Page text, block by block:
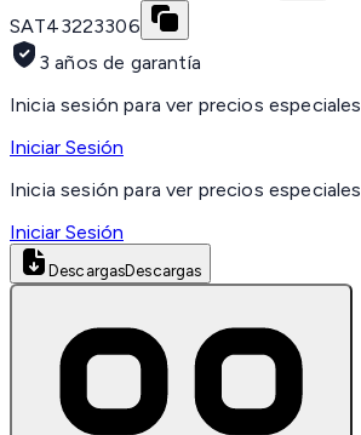
SAT43223306
3 años de garantía
Inicia sesión para ver precios especiales
Iniciar Sesión
Inicia sesión para ver precios especiales
Iniciar Sesión
DescargasDescargas